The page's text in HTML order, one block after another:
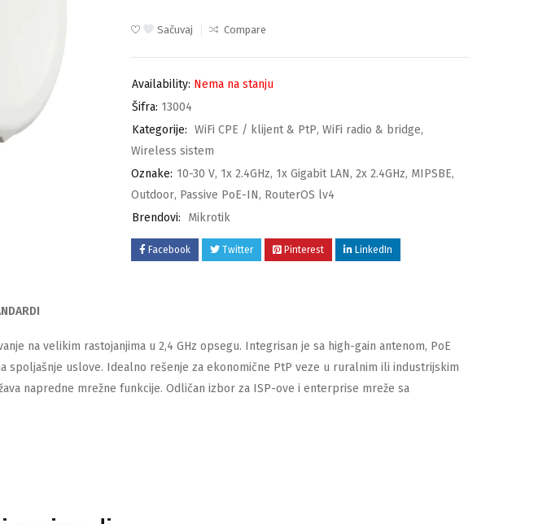
Sačuvaj Compare
Availability: Nema na stanju
Šifra: 13004
Kategorije: WiFi CPE / klijent & PtP, WiFi radio & bridge,
Wireless sistem
Oznake: 10-30 V, 1x 2.4GHz, 1x Gigabit LAN, 2x 2.4GHz, MIPSBE,
Outdoor, Passive PoE-IN, RouterOS lv4
Brendovi:
Mikrotik
Facebook Twitter Pinterest LinkedIn
na velikim rastojanjima u 2,4 GHz opsegu. Integrisan je sa high-gain antenom, PoE
spoljašnje uslove. Idealno rešenje za ekonomične PtP veze u ruralnim ili industrijskim
napredne mrežne funkcije. Odličan izbor za ISP-ove i enterprise mreže sa